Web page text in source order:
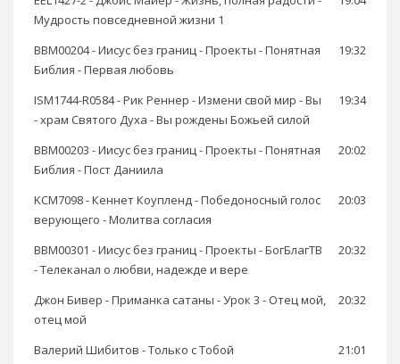
Мудрость повседневной жизни 1
BBM00204 - Иисус без границ - Проекты - Понятная
Библия - Первая любовь
19:32
ISM1744-R0584 - Рик Реннер - Измени свой мир - Вы
- храм Святого Духа - Вы рождены Божьей силой
19:34
BBM00203 - Иисус без границ - Проекты - Понятная
Библия - Пост Даниила
20:02
KCM7098 - Кеннет Коупленд - Победоносный голос
верующего - Молитва согласия
20:03
BBM00301 - Иисус без границ - Проекты - БогБлагТВ
- Телеканал о любви, надежде и вере
20:32
Джон Бивер - Приманка сатаны - Урок 3 - Отец мой,
отец мой
20:32
Валерий Шибитов - Только с Тобой
21:01